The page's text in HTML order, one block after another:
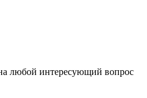
любой интересующий вопрос